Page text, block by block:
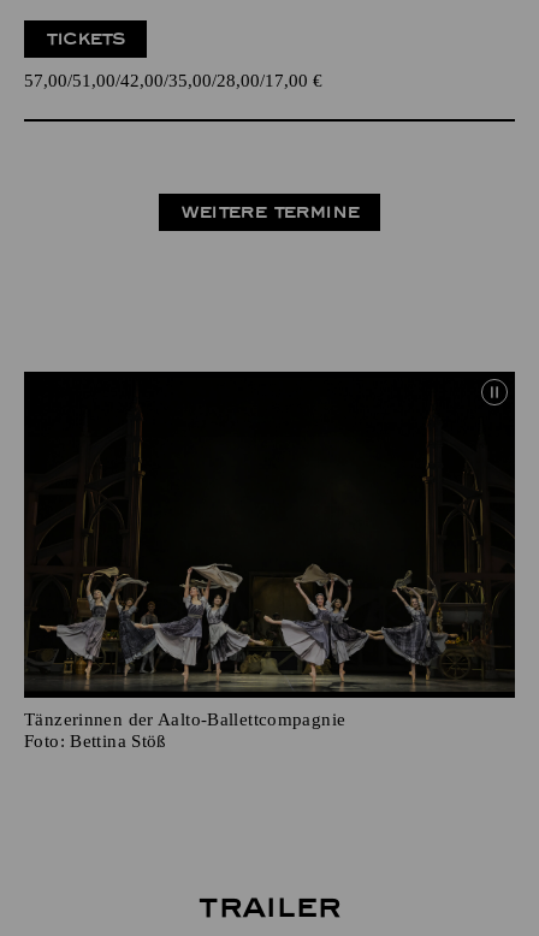
TICKETS
57,00 51,00 42,00 35,00 28,00 17,00 €
WEITERE TERMINE
Tänzerinnen der Aalto-Ballettcompagnie
Foto: Bettina Stöß
Trailer